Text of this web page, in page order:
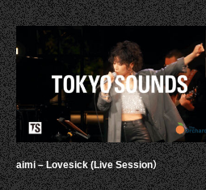
aimi – Lovesick (Live Session）